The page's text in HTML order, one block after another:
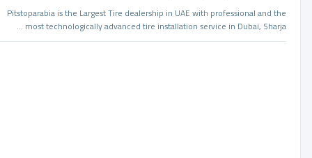
Pitstoparabia is the Largest Tire dealership in UAE with professional and the
most technologically advanced tire installation service in Dubai, Sharja ...